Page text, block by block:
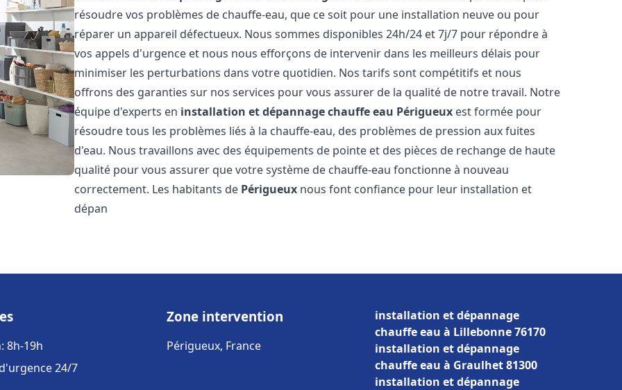
résoudre vos problèmes de chauffe-eau, que ce soit pour une installation neuve ou pour
réparer un appareil défectueux. Nous sommes disponibles 24h/24 et 7j/7 pour répondre à
vos appels d'urgence et nous nous efforçons de intervenir dans les meilleurs délais pour
minimiser les perturbations dans votre quotidien. Nos tarifs sont compétitifs et nous
offrons des garanties sur nos services pour vous assurer de la qualité de notre travail. Notre
équipe d'experts en installation et dépannage chauffe eau Périgueux est formée pour
résoudre tous les problèmes liés à la chauffe-eau, des problèmes de pression aux fuites
d'eau. Nous travaillons avec des équipements de pointe et des pièces de rechange de haute
qualité pour vous assurer que votre système de chauffe-eau fonctionne à nouveau
correctement. Les habitants de Périgueux nous font confiance pour leur installation et
dépan
8h-19h
24/7
Zone intervention
Périgueux, France
installation et dépannage
chauffe eau à Lillebonne 76170
installation et dépannage
chauffe eau à Graulhet 81300
installation et dépannage